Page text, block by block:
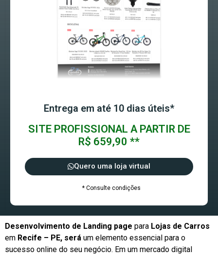
Entrega em até 10 dias úteis*
SITE PROFISSIONAL A PARTIR DE
R$ 659,90 **
Quero uma loja virtual
* Consulte condições
Desenvolvimento de Landing page para Lojas de Carros
em Recife – PE, será um elemento essencial para o
sucesso online do seu negócio. Em um mercado digital